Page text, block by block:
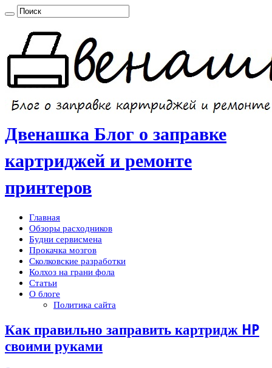
Двенашка Блог о заправке
картриджей и ремонте
принтеров
Главная
Обзоры расходников
Будни сервисмена
Прокачка мозгов
Сколковские разработки
Колхоз на грани фола
Статьи
О блоге
Политика сайта
Как правильно заправить картридж HP
своими руками